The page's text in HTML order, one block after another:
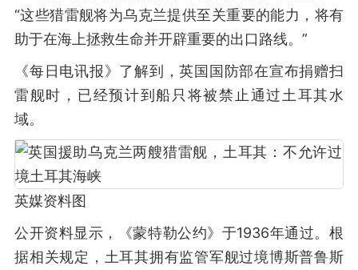
“这些猎雷舰将为乌克兰提供至关重要的能力，将有
助于在海上拯救生命并开辟重要的出口路线。”
《每日电讯报》了解到，英国国防部在宣布捐赠扫
雷舰时，已经预计到船只将被禁止通过土耳其水
域。
英媒资料图
公开资料显示，《蒙特勒公约》于1936年通过。根
据相关规定，土耳其拥有监管军舰过境博斯普鲁斯